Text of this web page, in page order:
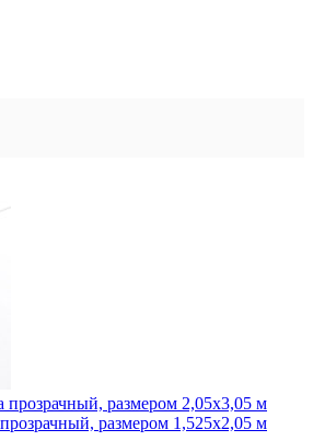
прозрачный, размером 2,05x3,05 м
размером 1,525x2,05 м